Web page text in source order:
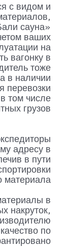
с видом и
сауна»
ваших
на
вагонку в
тоже
в наличии
перевозки
том числе
грузов.
адресу в
в пути
материала.
в
накруток,
по